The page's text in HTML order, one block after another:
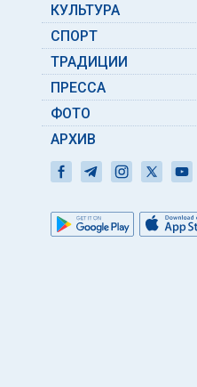
КУЛЬТУРА
СПОРТ
ТРАДИЦИИ
ПРЕССА
ФОТО
АРХИВ